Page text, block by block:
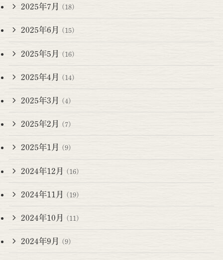
2025年7月 (18)
2025年6月 (15)
2025年5月 (16)
2025年4月 (14)
2025年3月 (4)
2025年2月 (7)
2025年1月 (9)
2024年12月 (16)
2024年11月 (19)
2024年10月 (11)
2024年9月 (9)